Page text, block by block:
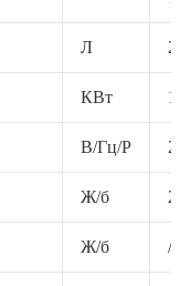
Л
КВт
В/Гц/P
Ж/б
Ж/б /